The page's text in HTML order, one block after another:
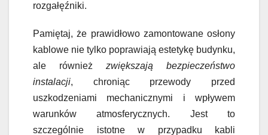
rozgałęźniki.
Pamiętaj, że prawidłowo zamontowane osłony
kablowe nie tylko poprawiają estetykę budynku,
ale również zwiększają bezpieczeństwo
instalacji, chroniąc przewody przed
uszkodzeniami mechanicznymi i wpływem
warunków atmosferycznych. Jest to
szczególnie istotne w przypadku kabli